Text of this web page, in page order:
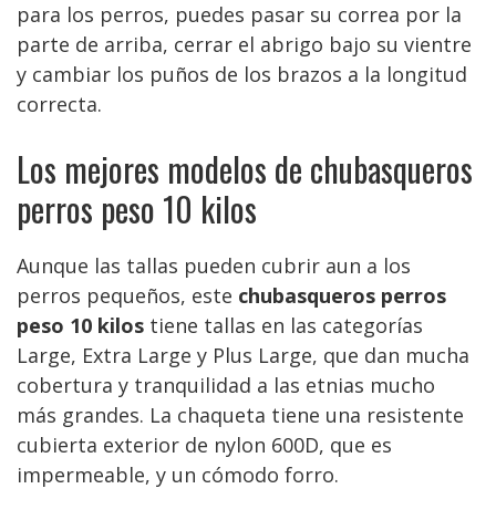
para los perros, puedes pasar su correa por la
parte de arriba, cerrar el abrigo bajo su vientre
y cambiar los puños de los brazos a la longitud
correcta.
Los mejores modelos de chubasqueros
perros peso 10 kilos
Aunque las tallas pueden cubrir aun a los
perros pequeños, este chubasqueros perros
peso 10 kilos tiene tallas en las categorías
Large, Extra Large y Plus Large, que dan mucha
cobertura y tranquilidad a las etnias mucho
más grandes. La chaqueta tiene una resistente
cubierta exterior de nylon 600D, que es
impermeable, y un cómodo forro.